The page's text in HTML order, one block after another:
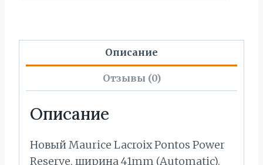
Описание
Отзывы (0)
Описание
Новый Maurice Lacroix Pontos Power
Reserve, ширина 41mm (Automatic).